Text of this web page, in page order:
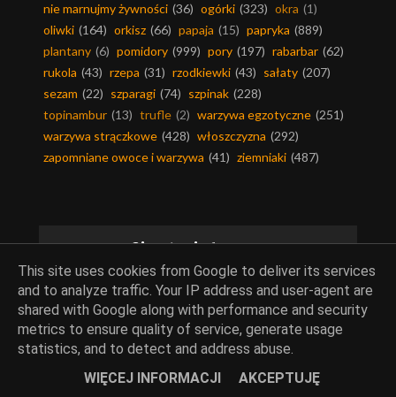
nie marnujmy żywności (36) ogórki (323) okra (1)
oliwki (164) orkisz (66) papaja (15) papryka (889)
plantany (6) pomidory (999) pory (197) rabarbar (62)
rukola (43) rzepa (31) rzodkiewki (43) sałaty (207)
sezam (22) szparagi (74) szpinak (228)
topinambur (13) trufle (2) warzywa egzotyczne (251)
warzywa strączkowe (428) włoszczyzna (292)
zapomniane owoce i warzywa (41) ziemniaki (487)
Ciasta i desery
baby-babki-babeczki (71) bakalie (370) barwniki (35)
bezy (51) biszkopty (83) budynie (146) ciasta (922)
ciasta bez pieczenia (36) ciasta drożdżowe (70)
ciasta kruche
ciasta piaskowe (11) ciasta ucierane (189)
This site uses cookies from Google to deliver its services
and to analyze traffic. Your IP address and user-agent are
shared with Google along with performance and security
metrics to ensure quality of service, generate usage
statistics, and to detect and address abuse.
WIĘCEJ INFORMACJI
AKCEPTUJĘ